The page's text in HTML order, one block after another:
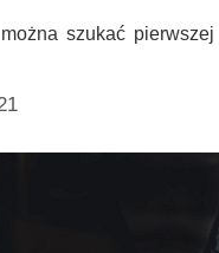
szukać